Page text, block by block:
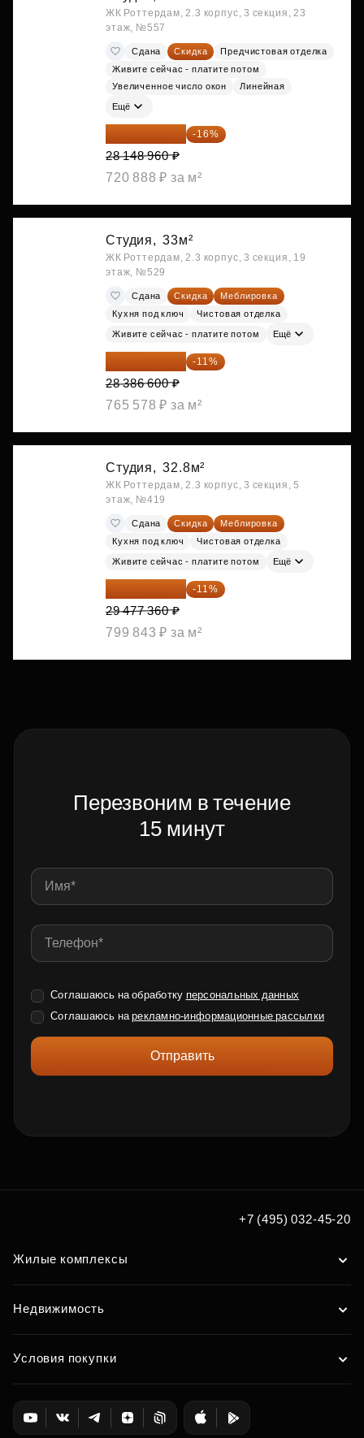
ЖК Роттердам, 2.3 корпус, 3 секция, 23
этаж, №557
Сдана Скидка
Предчистовая отделка
Живите сейчас - платите потом
Увеличенное число окон
Линейная
Ещё
23 645 126 ₽ -16%
28 148 960 ₽
720 888 ₽ за м²
Студия, 33м²
ЖК Роттердам, 2.3 корпус, 3 секция, 19
этаж, №529
Сдана Скидка
Меблировка
Кухня под ключ
Чистовая отделка
Живите сейчас - платите потом Ещё
25 264 074 ₽ -11%
28 386 600 ₽
765 578 ₽ за м²
Студия, 32.8м²
ЖК Роттердам, 2.3 корпус, 3 секция, 5
этаж, №419
Сдана Скидка
Меблировка
Кухня под ключ
Чистовая отделка
Живите сейчас - платите потом Ещё
26 234 850 ₽ -11%
29 477 360 ₽
799 843 ₽ за м²
Перезвоним в течение
15 минут
Соглашаюсь на обработку персональных данных
Соглашаюсь нарекламно-информационные рассылки
Отправить
+7 (495) 032-45-20
Жилые комплексы
Недвижимость
Условия покупки